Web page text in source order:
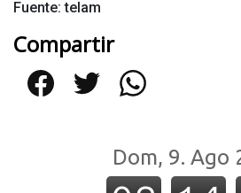
Fuente: telam
Compartir
FacebookTwitterWhatsApp